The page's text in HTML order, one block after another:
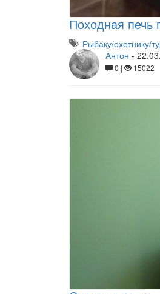
Походная печь
Рыбаку/охотнику/
Антон -
0 | 15022